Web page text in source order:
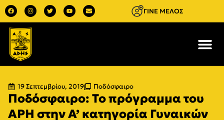
ΓΙΝΕ ΜΕΛΟΣ
19 Σεπτεμβρίου, 2019 Ποδόσφαιρο
Ποδόσφαιρο: Το πρόγραμμα του
ΑΡΗ στην Α’ κατηγορία Γυναικών